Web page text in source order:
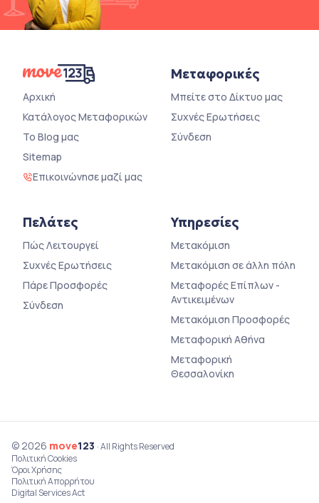
Αρχική
Κατάλογος Μεταφορικών
Το Blog μας
Sitemap
Επικοινώνησε μαζί μας
Μεταφορικές
Μπείτε στο Δίκτυο μας
Συχνές Ερωτήσεις
Σύνδεση
Πελάτες
Πώς Λειτουργεί
Συχνές Ερωτήσεις
Πάρε Προσφορές
Σύνδεση
Υπηρεσίες
Μετακόμιση
Μετακόμιση σε άλλη πόλη
Μεταφορές Επίπλων -
Αντικειμένων
Μετακόμιση Προσφορές
Μεταφορική Αθήνα
Μεταφορική
Θεσσαλονίκη
© 2026 move123 · All Rights Reserved
Πολιτική Cookies
Όροι Χρήσης
Πολιτική Απορρήτου
Digital Services Act